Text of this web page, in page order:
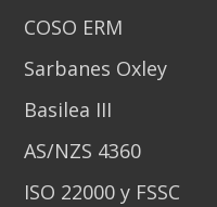
COSO ERM
Sarbanes Oxley
Basilea III
AS/NZS 4360
ISO 22000 y FSSC